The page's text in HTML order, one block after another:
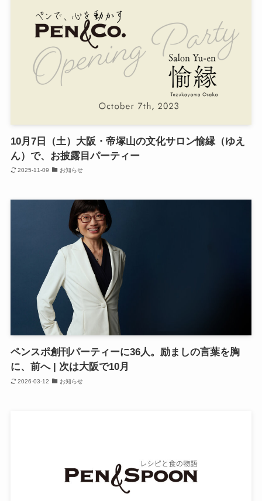
10月7日（土）大阪・帝塚山の文化サロン愉縁（ゆえ
ん）で、お披露目パーティー
2025-11-09 お知らせ
ペンスポ創刊パーティーに36人。励ましの言葉を胸
に、前へ | 次は大阪で10月
2026-03-12 お知らせ